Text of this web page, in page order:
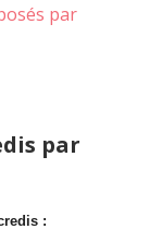
par
par
: